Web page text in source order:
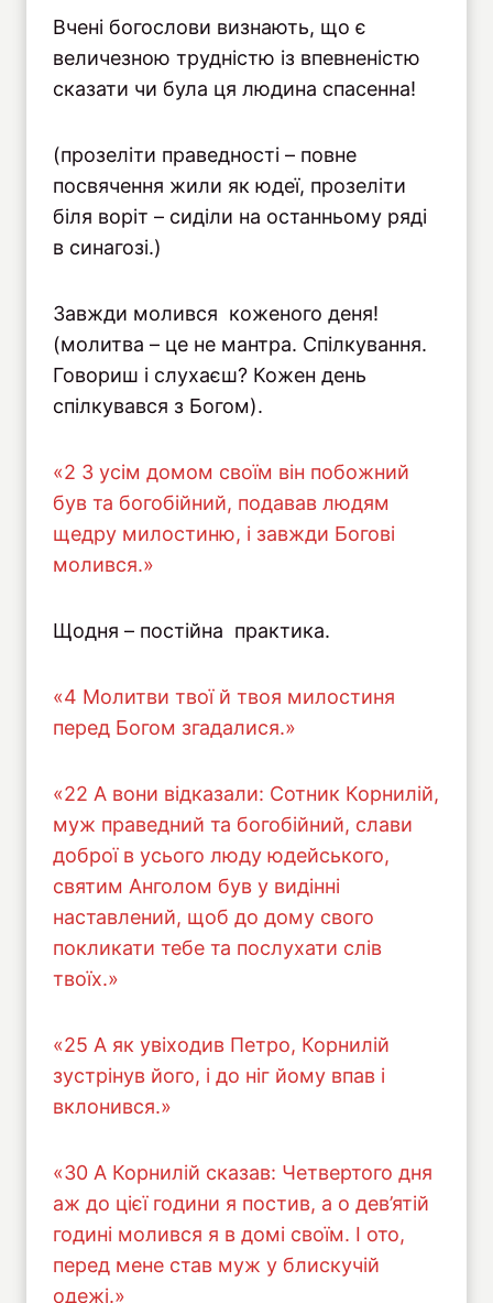
Вчені богослови визнають, що є
величезною трудністю із впевненістю
сказати чи була ця людина спасенна!
(прозеліти праведності – повне
посвячення жили як юдеї, прозеліти
біля воріт – сиділи на останньому ряді
в синагозі.)
Завжди молився коженого деня!
(молитва – це не мантра. Спілкування.
Говориш і слухаєш? Кожен день
спілкувався з Богом).
«2 З усім домом своїм він побожний
був та богобійний, подавав людям
щедру милостиню, і завжди Богові
молився.»
Щодня – постійна практика.
«4 Молитви твої й твоя милостиня
перед Богом згадалися.»
«22 А вони відказали: Сотник Корнилій,
муж праведний та богобійний, слави
доброї в усього люду юдейського,
святим Анголом був у видінні
наставлений, щоб до дому свого
покликати тебе та послухати слів
твоїх.»
«25 А як увіходив Петро, Корнилій
зустрінув його, і до ніг йому впав і
вклонився.»
«30 А Корнилій сказав: Четвертого дня
аж до цієї години я постив, а о дев’ятій
годині молився я в домі своїм. І ото,
перед мене став муж у блискучій
одежі.»